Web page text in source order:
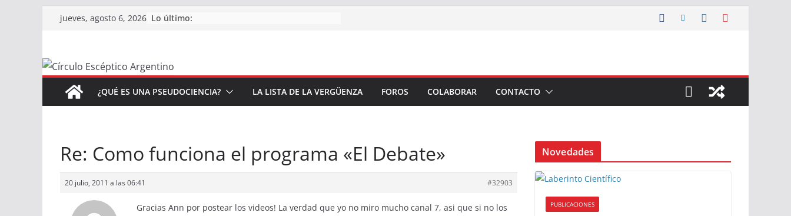
Saltarjueves, agosto 6, 2026 Lo último:
¿QUÉ ES UNA PSEUDOCIENCIA? LA LISTA DE LA VERGÜENZA FOROS COLABORAR CONTACTO
Re: Como funciona el programa «El Debate»
20 julio, 2011 a las 06:41 #32903
Gracias Ann por postear los videos! La verdad que yo no miro mucho canal 7, asi que si no los
Novedades
PUBLICACIONES